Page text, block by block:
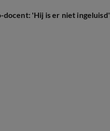
'Hij is er niet ingeluisd'